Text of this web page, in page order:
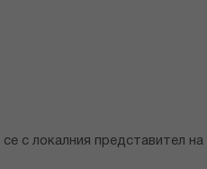
с локалния представител